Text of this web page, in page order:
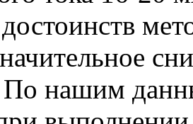
По нашим